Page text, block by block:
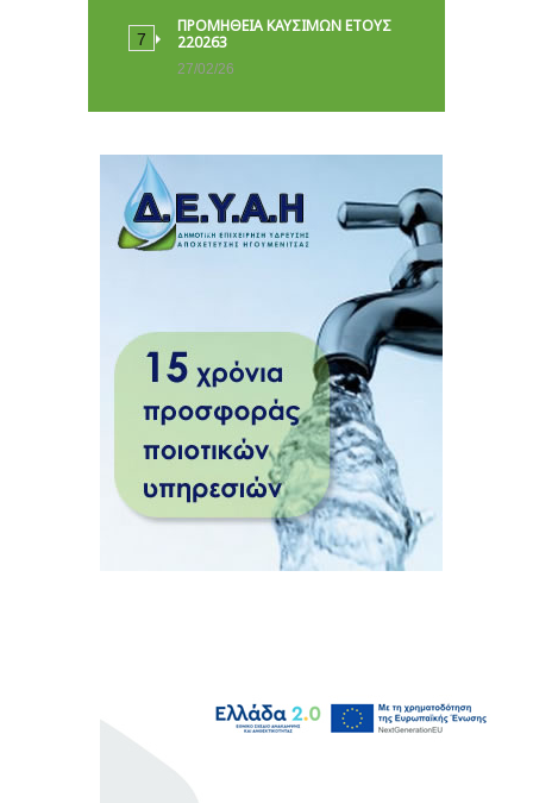
ΠΡΟΜΗΘΕΙΑ ΚΑΥΣΙΜΩΝ ΕΤΟΥΣ
220263
27/02/26